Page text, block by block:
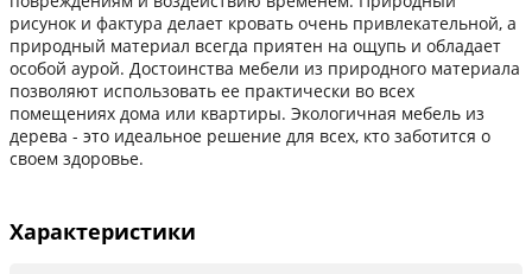
рисунок и фактура делает кровать очень привлекательной, а
природный материал всегда приятен на ощупь и обладает
особой аурой. Достоинства мебели из природного материала
позволяют использовать ее практически во всех
помещениях дома или квартиры. Экологичная мебель из
дерева - это идеальное решение для всех, кто заботится о
своем здоровье.
Характеристики